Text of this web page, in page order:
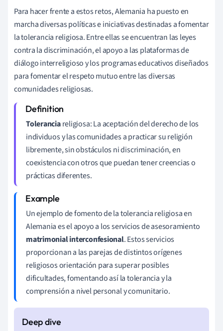
Para hacer frente a estos retos, Alemania ha puesto en
marcha diversas políticas e iniciativas destinadas a fomentar
la tolerancia religiosa. Entre ellas se encuentran las leyes
contra la discriminación, el apoyo a las plataformas de
diálogo interreligioso y los programas educativos diseñados
para fomentar el respeto mutuo entre las diversas
comunidades religiosas.
Toleranciareligiosa: La aceptación del derecho de los
individuos y las comunidades a practicar su religión
libremente, sin obstáculos ni discriminación, en
coexistencia con otros que puedan tener creencias o
prácticas diferentes.
Un ejemplo de fomento de la tolerancia religiosa en
Alemania es el apoyo a los servicios de asesoramiento
matrimonial interconfesional. Estos servicios
proporcionan a las parejas de distintos orígenes
religiosos orientación para superar posibles
dificultades, fomentando así la tolerancia y la
comprensión a nivel personal y comunitario.